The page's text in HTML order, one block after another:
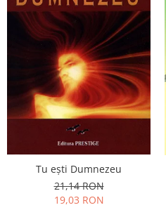
Tu eşti Dumnezeu
21,14 RON
19,03 RON